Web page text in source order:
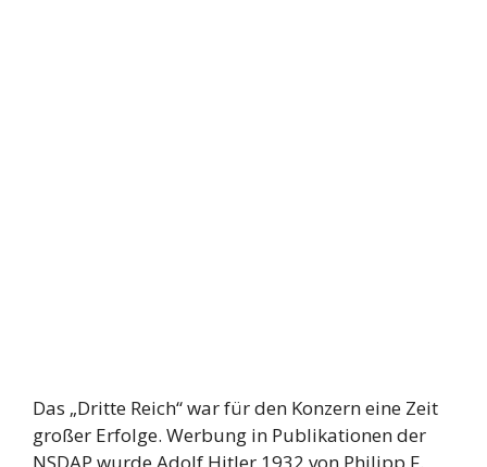
Das „Dritte Reich“ war für den Konzern eine Zeit
großer Erfolge. Werbung in Publikationen der
NSDAP wurde Adolf Hitler 1932 von Philipp F.